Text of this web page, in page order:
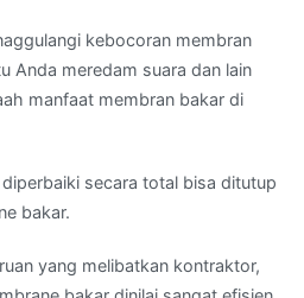
kebocoran membran
Anda meredam suara dan lain
manfaat membran bakar di
secara total bisa ditutup
bakar.
yang melibatkan kontraktor,